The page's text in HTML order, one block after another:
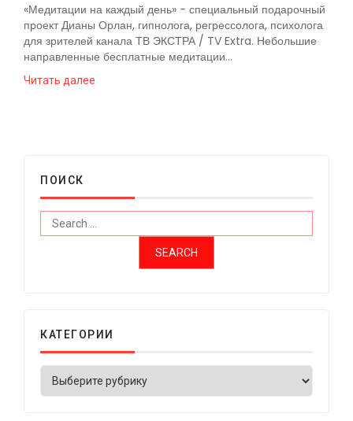
«Медитации на каждый день» - специальный подарочный
проект Дианы Орлан, гипнолога, регрессолога, психолога
для зрителей канала ТВ ЭКСТРА / TV Extra. Небольшие
направленные бесплатные медитации...
Читать далее
ПОИСК
КАТЕГОРИИ